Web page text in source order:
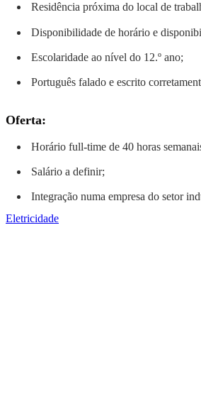
Residência próxima do local de
Disponibilidade de horário e
Escolaridade ao nível do 12.º ano;
Português falado e escrito
Oferta:
Horário full-time de 40 horas
Salário a definir;
Integração numa empresa do setor
Eletricidade